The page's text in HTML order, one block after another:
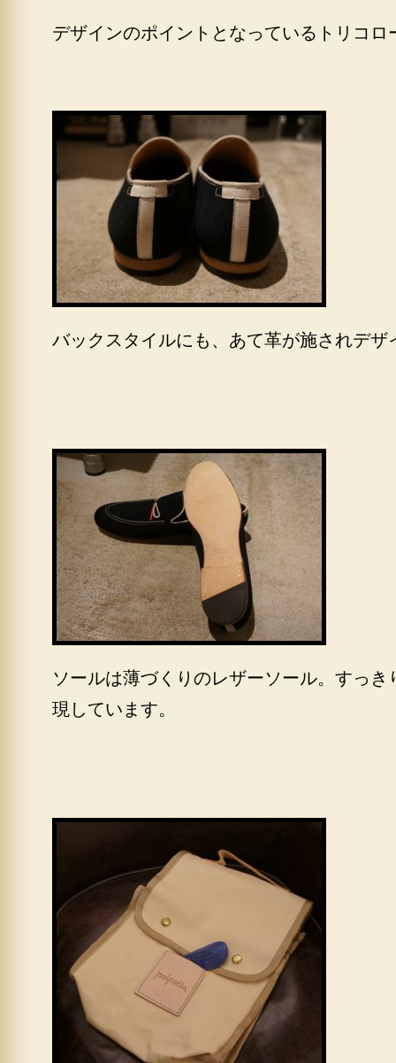
デザインのポイントとなっているトリコロ
バックスタイルにも、あて革が施されデザ
ソールは薄づくりのレザーソール。すっ
現しています。